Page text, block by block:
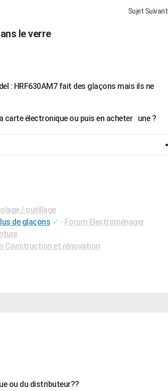
Sujet Suivant
le verre
: HRF630AM7 fait des glaçons mais ils ne
carte électronique ou puis en acheter une ?
/ outillage
de glaçons ✓ - Forum Electroménager
Construction et rénovation
ou du distributeur??